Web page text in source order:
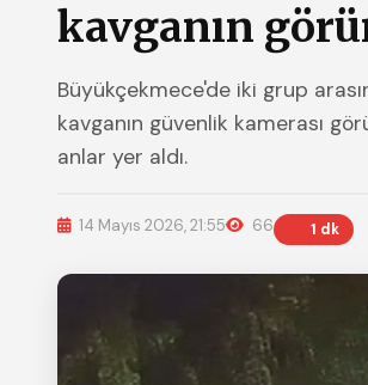
kavganın
Büyükçekmece'de iki grup
kavganın güvenlik kamerası
anlar yer aldı.
14 Mayıs 2026, 21:55 66 1 dk